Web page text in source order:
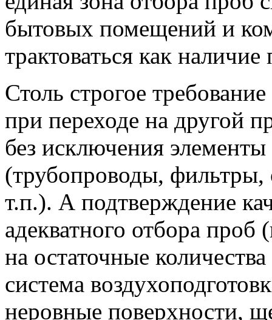
бытовых помещений и
трактоваться как
Столь строгое
при переходе на другой
без исключения
(трубопроводы,
т.п.). А подтверждение
адекватного отбора проб
на остаточные
система
неровные поверхности,